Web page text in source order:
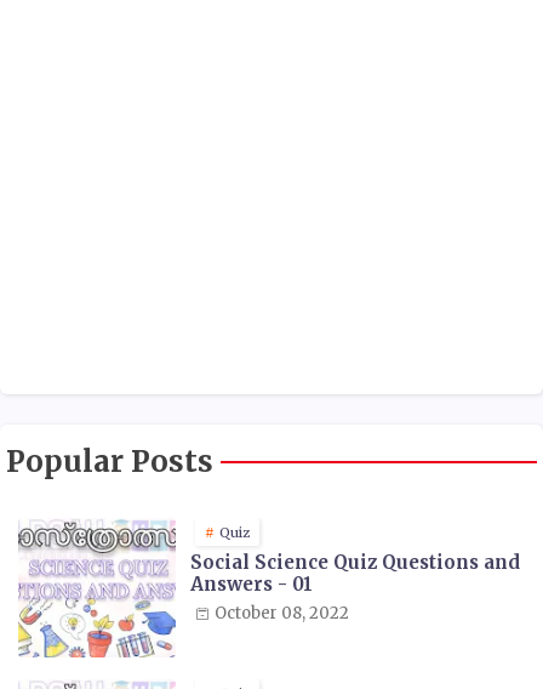
Popular Posts
Quiz
Social Science Quiz Questions and
Answers - 01
October 08, 2022